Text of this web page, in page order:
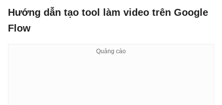
Hướng dẫn tạo tool làm video trên Google
Flow